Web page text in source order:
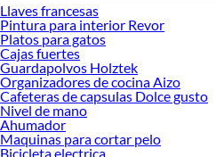
Llaves francesas
Pintura para interior Revor
Platos para gatos
Cajas fuertes
Guardapolvos Holztek
Organizadores de cocina Aizo
Cafeteras de capsulas Dolce gusto
Nivel de mano
Ahumador
Maquinas para cortar pelo
Bicicleta electrica